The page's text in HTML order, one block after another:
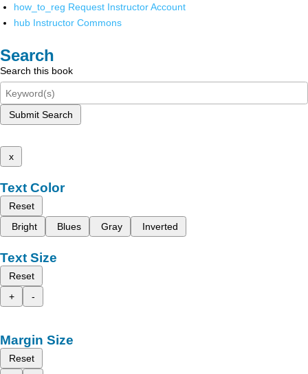
how_to_reg Request Instructor Account
hub Instructor Commons
Search
Search this book
Submit Search
x
Text Color
Reset
Bright
Blues Gray Inverted
Text Size
Reset
+
-
Margin Size
Reset